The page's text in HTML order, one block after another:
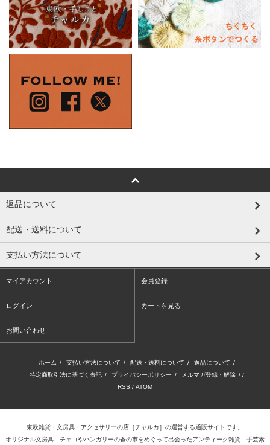
返品について
配送・送料について
支払い方法について
マイアカウント 会員登録
ログイン カートを見る
お問い合わせ
ホーム / 支払い方法について / 配送・送料について / 返品について /
特定商取引法に基づく表記 / プライバシーポリシー / メルマガ登録・解除 / /
RSS / ATOM
東欧雑貨・文房具・アクセサリーの店 ［チャルカ］ の運営する通販サイトです。
オリジナル文房具、チェコやハンガリーの蚤の市をめぐって出会ったアンティーク雑貨、手芸素